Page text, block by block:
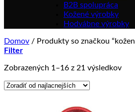
B2B spolupráca
Kožené výrobky
Hodvábne výrobky
Domov / Produkty so značkou
Filter
Zobrazených 1–16 z 21 výsledkov